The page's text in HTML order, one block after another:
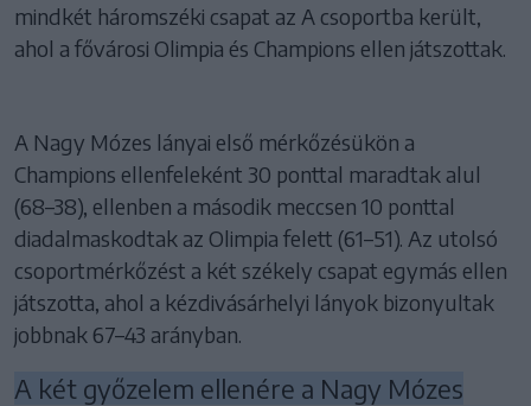
mindkét háromszéki csapat az A csoportba került,
ahol a fővárosi Olimpia és Champions ellen játszottak.
A Nagy Mózes lányai első mérkőzésükön a
Champions ellenfeleként 30 ponttal maradtak alul
(68–38), ellenben a második meccsen 10 ponttal
diadalmaskodtak az Olimpia felett (61–51). Az utolsó
csoportmérkőzést a két székely csapat egymás ellen
játszotta, ahol a kézdivásárhelyi lányok bizonyultak
jobbnak 67–43 arányban.
A két győzelem ellenére a Nagy Mózes